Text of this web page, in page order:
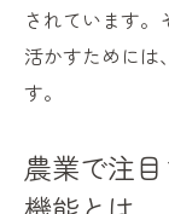
設計
い
点
されています。
活かすためには
す。
農業で注